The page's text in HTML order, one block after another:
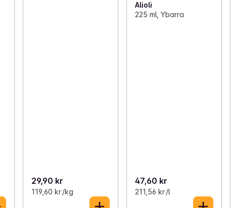
29,90 kr
119,60 kr /kg
Alioli
225 ml, Ybarra
47,60 kr
211,56 kr /l